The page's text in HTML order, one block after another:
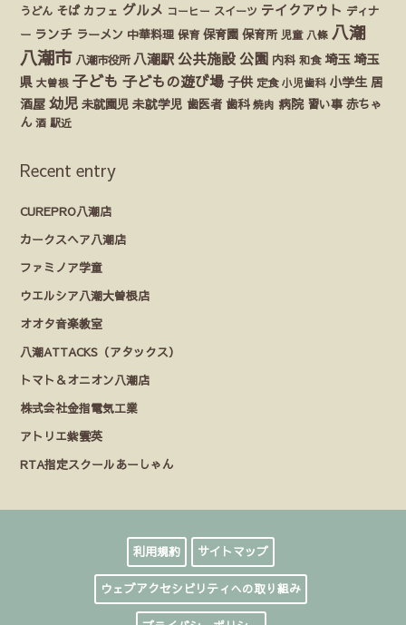
うどん そば カフェ グルメ コーヒー スイーツ テイクアウト ディナ
ー ランチ ラーメン 中華料理 保育 保育園 保育所 児童 八條 八潮
八潮市 八潮市役所 八潮駅 公共施設 公園 内科 和食 埼玉 埼玉
県 大曽根 子ども 子どもの遊び場 子供 定食 小児歯科 小学生 居
酒屋 幼児 未就園児 未就学児 歯医者 歯科 焼肉 病院 習い事 赤ちゃ
ん 酒 駅近
Recent entry
CUREPRO八潮店
カークスヘア八潮店
ファミノア学童
ウエルシア八潮大曽根店
オオタ音楽教室
八潮ATTACKS（アタックス）
トマト＆オニオン八潮店
株式会社金指電気工業
アトリエ紫雲英
RTA指定スクールあーしゃん
利用規約 サイトマップ
ウェブアクセシビリティへの取り組み